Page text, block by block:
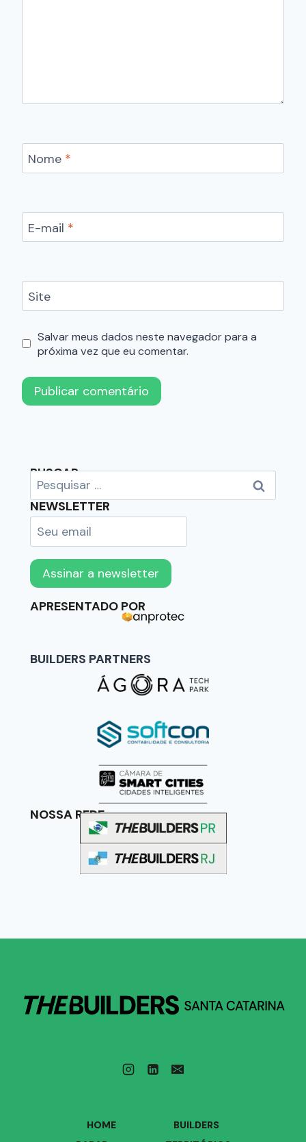
Nome *
E-mail *
Site
Salvar meus dados neste navegador para a
próxima vez que eu comentar.
BUSCAR
NEWSLETTER
APRESENTADO POR
BUILDERS PARTNERS
NOSSA REDE
HOME
BUILDERS